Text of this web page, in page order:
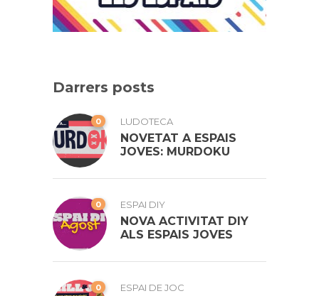
Darrers posts
0 LUDOTECA
NOVETAT A ESPAIS
JOVES: MURDOKU
0 ESPAI DIY
NOVA ACTIVITAT DIY
ALS ESPAIS JOVES
0 ESPAI DE JOC